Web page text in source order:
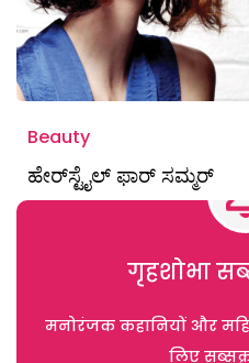
Beauty
ಹೇರ್‌ಸ್ಟೈಲ್ ಫಾರ್‌ ಸಮ್ಮರ್‌
गृहशोभा
मनोरंजक कहानियों और
लिए